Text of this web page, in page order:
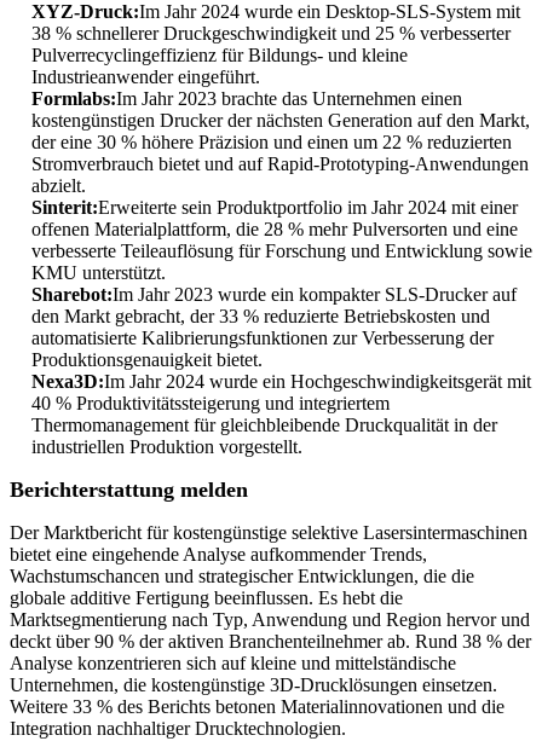
XYZ-Druck:Im Jahr 2024 wurde ein Desktop-SLS-System mit
38 % schnellerer Druckgeschwindigkeit und 25 % verbesserter
Pulverrecyclingeffizienz für Bildungs- und kleine
Industrieanwender eingeführt.
Formlabs:Im Jahr 2023 brachte das Unternehmen einen
kostengünstigen Drucker der nächsten Generation auf den Markt,
der eine 30 % höhere Präzision und einen um 22 % reduzierten
Stromverbrauch bietet und auf Rapid-Prototyping-Anwendungen
abzielt.
Sinterit:Erweiterte sein Produktportfolio im Jahr 2024 mit einer
offenen Materialplattform, die 28 % mehr Pulversorten und eine
verbesserte Teileauflösung für Forschung und Entwicklung sowie
KMU unterstützt.
Sharebot:Im Jahr 2023 wurde ein kompakter SLS-Drucker auf
den Markt gebracht, der 33 % reduzierte Betriebskosten und
automatisierte Kalibrierungsfunktionen zur Verbesserung der
Produktionsgenauigkeit bietet.
Nexa3D:Im Jahr 2024 wurde ein Hochgeschwindigkeitsgerät mit
40 % Produktivitätssteigerung und integriertem
Thermomanagement für gleichbleibende Druckqualität in der
industriellen Produktion vorgestellt.
Berichterstattung melden
Der Marktbericht für kostengünstige selektive Lasersintermaschinen
bietet eine eingehende Analyse aufkommender Trends,
Wachstumschancen und strategischer Entwicklungen, die die
globale additive Fertigung beeinflussen. Es hebt die
Marktsegmentierung nach Typ, Anwendung und Region hervor und
deckt über 90 % der aktiven Branchenteilnehmer ab. Rund 38 % der
Analyse konzentrieren sich auf kleine und mittelständische
Unternehmen, die kostengünstige 3D-Drucklösungen einsetzen.
Weitere 33 % des Berichts betonen Materialinnovationen und die
Integration nachhaltiger Drucktechnologien.